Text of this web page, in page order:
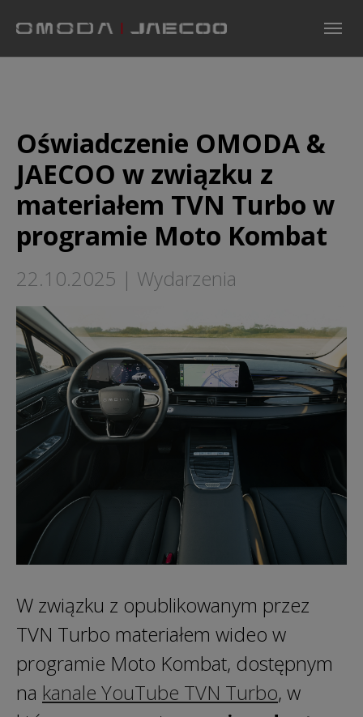
Oświadczenie OMODA &
JAECOO w związku z
materiałem TVN Turbo w
programie Moto Kombat
22.10.2025 | Wydarzenia
W związku z opublikowanym przez
TVN Turbo materiałem wideo w
programie Moto Kombat, dostępnym
na kanale YouTube TVN Turbo, w